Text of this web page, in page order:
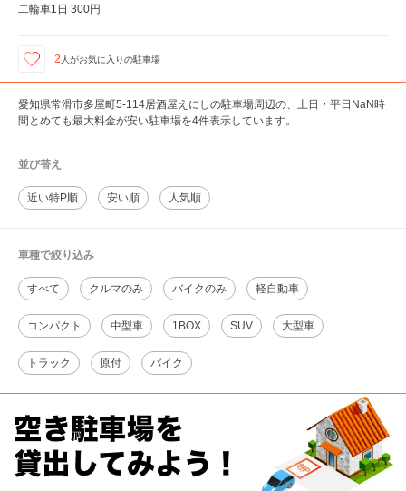
二輪車1日 300円
2 人がお気に入りの駐車場
愛知県常滑市多屋町5-114居酒屋えにしの駐車場周辺の、土日・平日NaN時
間とめても最大料金が安い駐車場を4件表示しています。
並び替え
近い特P順 安い順 人気順
車種で絞り込み
すべて クルマのみ バイクのみ 軽自動車
コンパクト 中型車 1BOX SUV 大型車
トラック 原付 バイク